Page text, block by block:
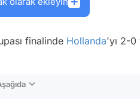
finalinde Hollanda'yı 2-0